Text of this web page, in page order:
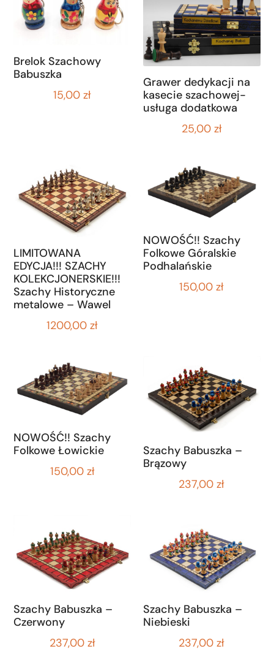
Brelok Szachowy
Babuszka
15,00zł
Grawer dedykacji na
kasecie szachowej-
usługa dodatkowa
25,00 zł
LIMITOWANA
EDYCJA!!! SZACHY
KOLEKCJONERSKIE!!!
Szachy Historyczne
metalowe – Wawel
1200,00zł
NOWOŚĆ!! Szachy
Folkowe Góralskie
Podhalańskie
150,00zł
NOWOŚĆ!! Szachy
Folkowe Łowickie
150,00 zł
Szachy Babuszka –
Brązowy
237,00zł
Szachy Babuszka –
Czerwony
237,00 zł
Szachy Babuszka –
Niebieski
237,00zł